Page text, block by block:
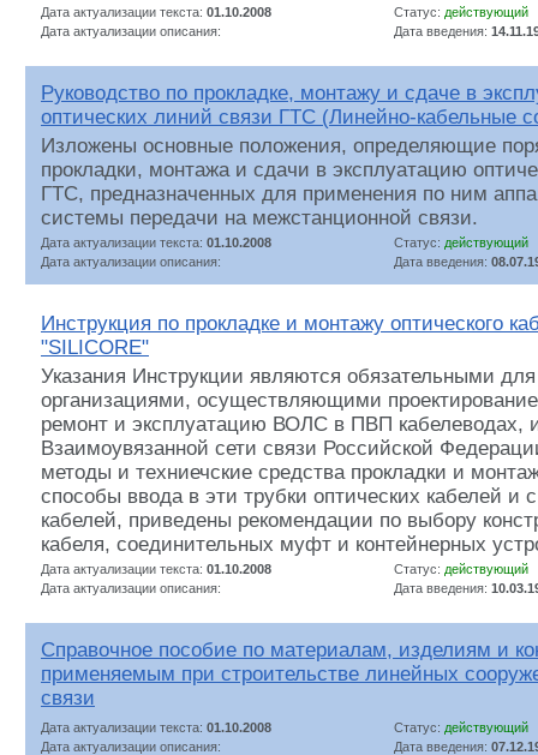
Дата актуализации текста: 01.10.2008 Статус: действующий
Дата актуализации описания:
Дата введения:
Руководство по прокладке, монтажу и сдаче в
оптических линий связи ГТС (Линейно-кабельные
Изложены основные положения, определяющие
прокладки, монтажа и сдачи в эксплуатацию
ГТС, предназначенных для применения по ним
системы передачи на межстанционной связи.
Дата актуализации текста: 01.10.2008 Статус: действующий
Дата актуализации описания:
Дата введения:
Инструкция по прокладке и монтажу оптического
"SILICORE"
Указания Инструкции являются обязательными
организациями, осуществляющими
ремонт и эксплуатацию ВОЛС в ПВП кабелеводах,
Взаимоувязанной сети связи Российской
методы и техниечские средства прокладки и
способы ввода в эти трубки оптических кабелей и
кабелей, приведены рекомендации по выбору
кабеля, соединительных муфт и контейнерных
Дата актуализации текста: 01.10.2008 Статус: действующий
Дата актуализации описания:
Дата введения:
Справочное пособие по материалам, изделиям и
применяемым при строительстве линейных
связи
Дата актуализации текста: 01.10.2008 Статус: действующий
Дата актуализации описания:
Дата введения: